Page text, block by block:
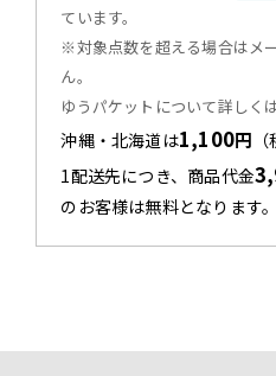
ています。
※対象点数を超える場合はメ
ん。
ゆうパケットについて詳しく
沖縄・北海道は1,100円
1配送先につき、商品代金
のお客様は無料となります。